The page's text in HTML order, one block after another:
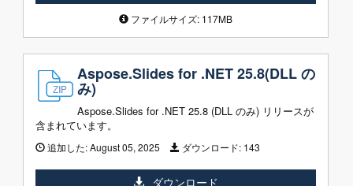
ファイルサイズ: 117MB
Aspose.Slides for .NET 25.8(DLL の
み)
Aspose.Slides for .NET 25.8 (DLL のみ) リリースが
含まれています。
追加した:August 05, 2025 ダウンロード: 143
ダウンロード